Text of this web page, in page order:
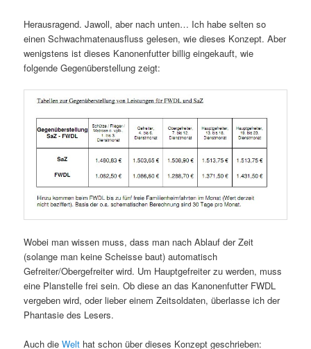
Herausragend. Jawoll, aber nach unten… Ich habe selten so
einen Schwachmatenausfluss gelesen, wie dieses Konzept. Aber
wenigstens ist dieses Kanonenfutter billig eingekauft, wie
folgende Gegenüberstellung zeigt:
Wobei man wissen muss, dass man nach Ablauf der Zeit
(solange man keine Scheisse baut) automatisch
Gefreiter/Obergefreiter wird. Um Hauptgefreiter zu werden, muss
eine Planstelle frei sein. Ob diese an das Kanonenfutter FWDL
vergeben wird, oder lieber einem Zeitsoldaten, überlasse ich der
Phantasie des Lesers.
Auch dieWelt hat schon über dieses Konzept geschrieben: